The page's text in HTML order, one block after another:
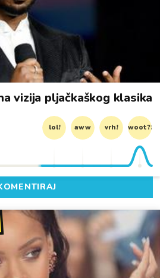
vizija pljačkaškog klasika
lol! aww vrh! woot?!